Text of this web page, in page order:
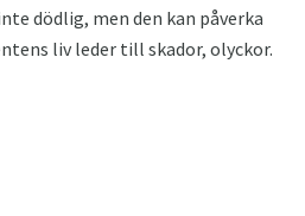
dödlig, men den kan påverka
liv leder till skador, olyckor.